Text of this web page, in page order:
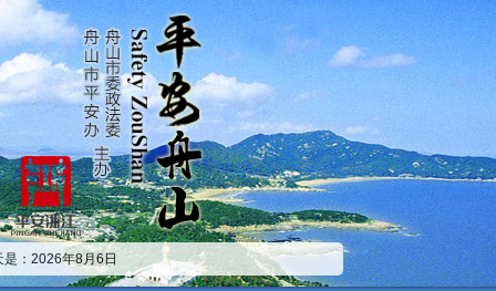
是：2026年8月6日
·中共舟山市委政法委员会招聘公告
·市委政法委机关传达学习省、市“新春第一会”精神
·市委政法工作会议召开 梁雪冬讲话
·中共浙江省委常委、政法委书记王成国致全省政法干警的新春贺词